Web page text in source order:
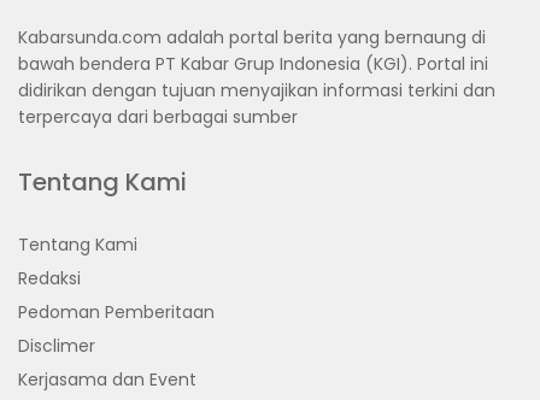
Kabarsunda.com adalah portal berita yang bernaung di
bawah bendera PT Kabar Grup Indonesia (KGI). Portal ini
didirikan dengan tujuan menyajikan informasi terkini dan
terpercaya dari berbagai sumber
Tentang Kami
Tentang Kami
Redaksi
Pedoman Pemberitaan
Disclimer
Kerjasama dan Event